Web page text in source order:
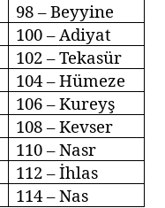
98 –Beyyine
100 –Adiyat
102 –Tekasür
104 –Hümeze
106 –Kureyş
108 – Kevser
110 –Nasr
112 – İhlas
114 – Nas